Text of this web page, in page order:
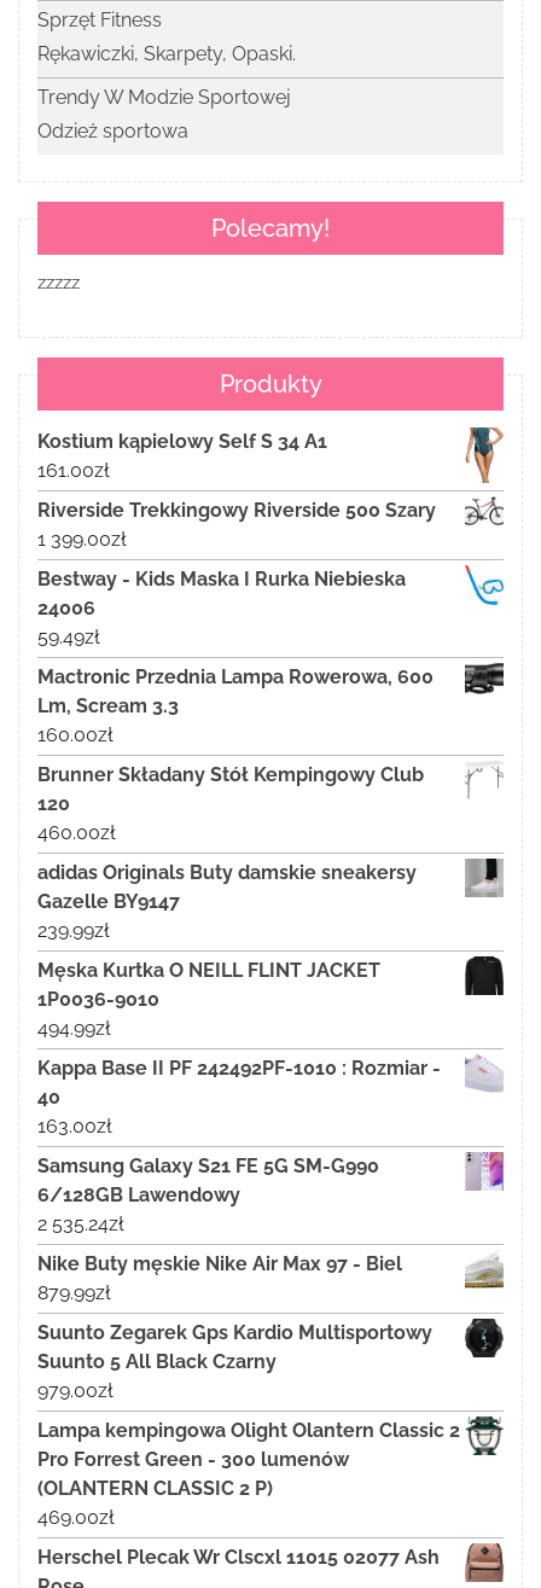
Sprzęt Fitness
Rękawiczki, Skarpety, Opaski.
Trendy W Modzie Sportowej
Odzież sportowa
Polecamy!
zzzzz
Produkty
Kostium kąpielowy Self S 34 A1
161.00zł
Riverside Trekkingowy Riverside 500 Szary
1 399.00zł
Bestway - Kids Maska I Rurka Niebieska
24006
59.49zł
Mactronic Przednia Lampa Rowerowa, 600
Lm, Scream 3.3
160.00zł
Brunner Składany Stół Kempingowy Club
120
460.00zł
adidas Originals Buty damskie sneakersy
Gazelle BY9147
239.99zł
Męska Kurtka O NEILL FLINT JACKET
1P0036-9010
494.99zł
Kappa Base II PF 242492PF-1010 : Rozmiar -
40
163.00zł
Samsung Galaxy S21 FE 5G SM-G990
6/128GB Lawendowy
2 535.24zł
Nike Buty męskie Nike Air Max 97 - Biel
879.99zł
Suunto Zegarek Gps Kardio Multisportowy
Suunto 5 All Black Czarny
979.00zł
Lampa kempingowa Olight Olantern Classic 2
Pro Forrest Green - 300 lumenów
(OLANTERN CLASSIC 2 P)
469.00zł
Herschel Plecak Wr Clscxl 11015 02077 Ash